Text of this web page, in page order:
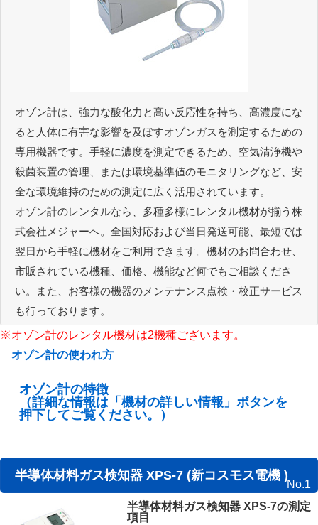
オゾン計は、強力な酸化力と高い反応性を持ち、高濃度にな
ると人体に有害な影響を及ぼすオゾンガスを測定するための
専用機器です。手軽に濃度を測定できるため、空気清浄機や
殺菌装置の管理、または環境基準値のモニタリングなど、安
全な環境維持のための測定に広く活用されています。
オゾン計のレンタルなら、多種多様にレンタル機材が揃う株
式会社メジャーへ。全国対応および当日発送可能、最短では
翌日から手軽に機材をご利用できます。機材のお問合わせ、
市販されている機種、価格、機能など何でもご相談くださ
い。また、お客様の機器のメンテナンス点検・校正サービス
も行っております。
※オゾン計のレンタル機材は2機種ございます。
オゾン計の使われ方
オゾン計の特徴
（詳細な情報は「機材の詳しい情報」ボタンを
押下してご覧ください。）
半導体材料ガス検知器 XPS-7 (新コスモス電機 )
No.1
半導体材料ガス検知器 XPS-7の測定
項目